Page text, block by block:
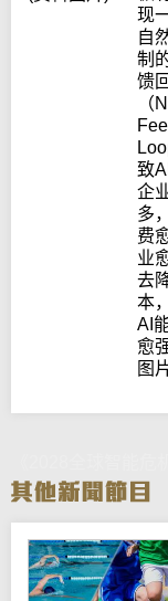
现
自
制
馈
（
致
企
多
费
业
去
本
AI
愈
图